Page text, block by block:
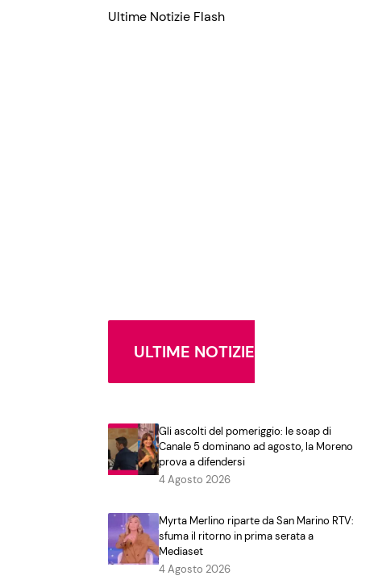
Ultime Notizie Flash
ULTIME NOTIZIE
Gli ascolti del pomeriggio: le soap di
Canale 5 dominano ad agosto, la Moreno
prova a difendersi
4 Agosto 2026
Myrta Merlino riparte da San Marino RTV:
sfuma il ritorno in prima serata a
Mediaset
4 Agosto 2026